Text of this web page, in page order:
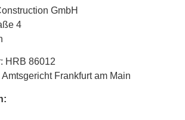
GmbH
4
HRB 86012
Frankfurt am Main